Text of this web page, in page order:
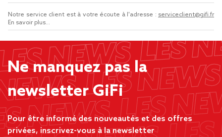
Notre service client est à votre écoute à l'adresse : serviceclient@gifi.fr
En savoir plus...
Ne manquez pas la
newsletter GiFi
Pour être informé des nouveautés et des offres
privées, inscrivez-vous à la newsletter